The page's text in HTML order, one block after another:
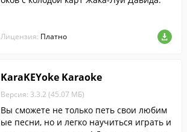
Лицензия: Платно
KaraKEYoke Karaoke
Версия: 3.3.2 (45.07 МБ)
Вы сможете не только петь свои любим
ые песни, но и легко научиться играть и